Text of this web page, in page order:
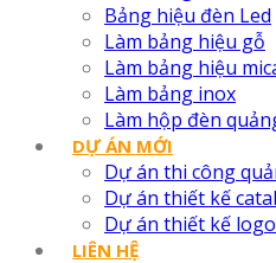
Bảng hiệu đèn Led
Làm bảng hiệu gỗ
Làm bảng hiệu
Làm bảng inox
Làm hộp đèn
DỰ ÁN MỚI
Dự án thi công
Dự án thiết kế
Dự án thiết kế
LIÊN HỆ